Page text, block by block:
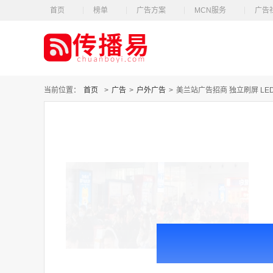
首页 榜单 广告方案 MCN服务 广告
当前位置： 首页 > 广告 > 户外广告 > 美兰站广告招商 独立刷屏